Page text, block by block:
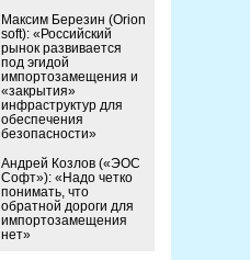
Максим Березин (Orion
soft): «Российский
рынок развивается
под эгидой
импортозамещения и
«закрытия»
инфраструктур для
обеспечения
безопасности»
Андрей Козлов («ЭОС
Софт»): «Надо четко
понимать, что
обратной дороги для
импортозамещения
нет»